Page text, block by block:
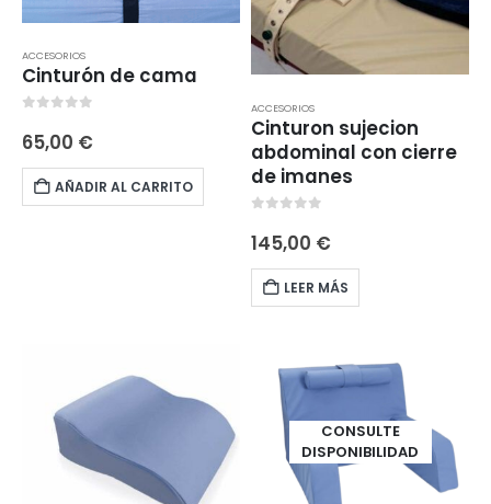
ACCESORIOS
Cinturón de cama
65,00 €
AÑADIR AL CARRITO
ACCESORIOS
Cinturon sujecion
abdominal con cierre
de imanes
145,00 €
LEER MÁS
CONSULTE
DISPONIBILIDAD